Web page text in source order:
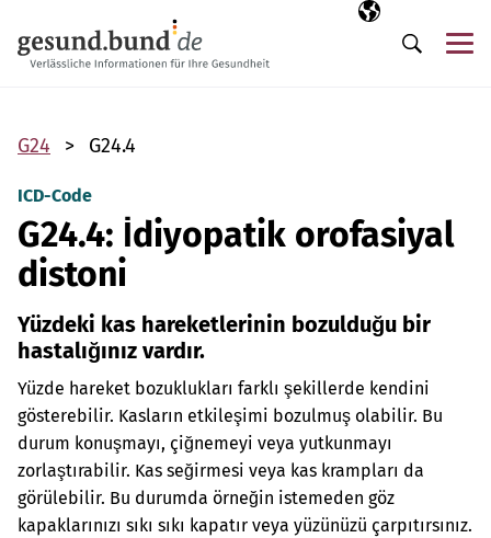
Seçili dil
TR
Arama
G24 G24.4
ICD-Code
G24.4: İdiyopatik orofasiyal
distoni
Yüzdeki kas hareketlerinin bozulduğu bir
hastalığınız vardır.
Yüzde hareket bozuklukları farklı şekillerde kendini
gösterebilir. Kasların etkileşimi bozulmuş olabilir. Bu
durum konuşmayı, çiğnemeyi veya yutkunmayı
zorlaştırabilir. Kas seğirmesi veya kas krampları da
görülebilir. Bu durumda örneğin istemeden göz
kapaklarınızı sıkı sıkı kapatır veya yüzünüzü çarpıtırsınız.